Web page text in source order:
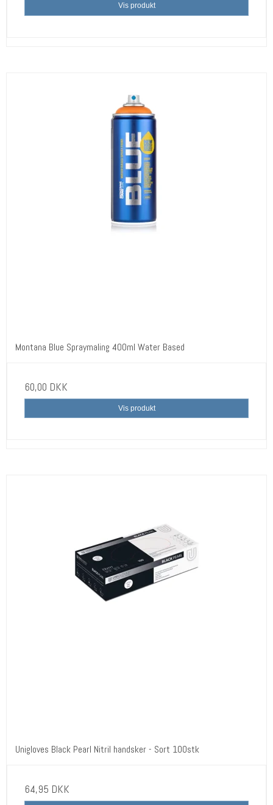
Vis produkt
Montana Blue Spraymaling 400ml Water Based
60,00 DKK
Vis produkt
Unigloves Black Pearl Nitril handsker - Sort 100stk
64,95 DKK